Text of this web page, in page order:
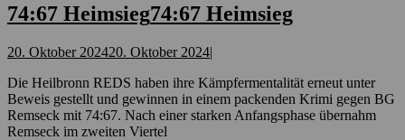
74:67 Heimsieg74:67 Heimsieg
20. Oktober 202420. Oktober 2024|
Die Heilbronn REDS haben ihre Kämpfermentalität erneut unter
Beweis gestellt und gewinnen in einem packenden Krimi gegen BG
Remseck mit 74:67. Nach einer starken Anfangsphase übernahm
Remseck im zweiten Viertel